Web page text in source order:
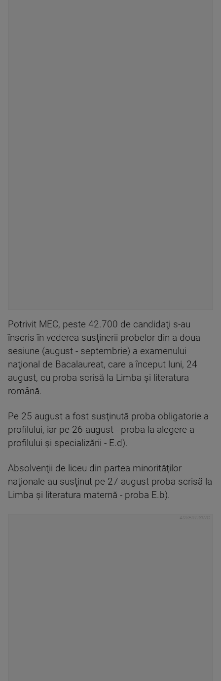
Potrivit MEC, peste 42.700 de candidaţi s-au
înscris în vederea susţinerii probelor din a doua
sesiune (august - septembrie) a examenului
naţional de Bacalaureat, care a început luni, 24
august, cu proba scrisă la Limba şi literatura
română.
Pe 25 august a fost susţinută proba obligatorie a
profilului, iar pe 26 august - proba la alegere a
profilului şi specializării - E.d).
Absolvenţii de liceu din partea minorităţilor
naţionale au susţinut pe 27 august proba scrisă la
Limba şi literatura maternă - proba E.b).